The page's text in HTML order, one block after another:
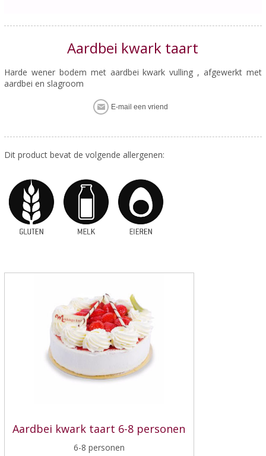
Aardbei kwark taart
Harde wener bodem met aardbei kwark vulling , afgewerkt met
aardbei en slagroom
Dit product bevat de volgende allergenen:
Aardbei kwark taart 6-8 personen
6-8 personen